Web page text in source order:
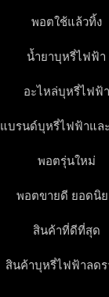
พอตใช้แล้วทิ้ง
น้ำยาบุหรี่ไฟฟ้า
อะไหล่บุหรี่ไฟฟ้า
แบรนด์บุหรี่ไฟฟ้าแล
พอตรุ่นใหม่
พอตขายดี ยอดนิ
สินค้าที่ดีที่สุด
สินค้าบุหรี่ไฟฟ้าลดร